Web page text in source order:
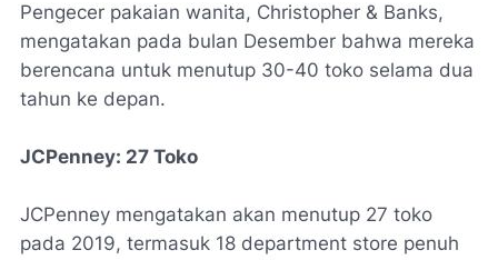
Pengecer pakaian wanita, Christopher & Banks,
mengatakan pada bulan Desember bahwa mereka
berencana untuk menutup 30-40 toko selama dua
tahun ke depan.
JCPenney: 27 Toko
JCPenney mengatakan akan menutup 27 toko
pada 2019, termasuk 18 department store penuh